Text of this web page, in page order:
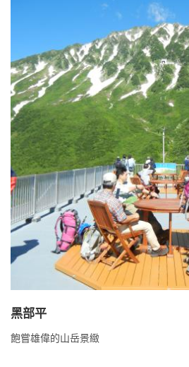
黑部平
飽嘗雄偉的山岳景緻